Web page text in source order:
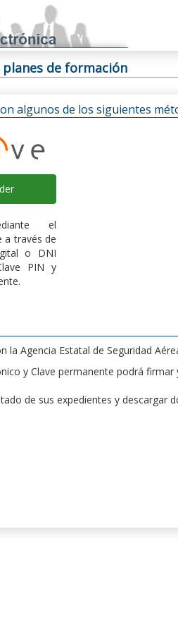
de formación
algunos de los siguientes
el
a través de
o DNI
PIN y
Agencia Estatal de Seguridad
y Clave permanente podrá
de sus expedientes y descargar